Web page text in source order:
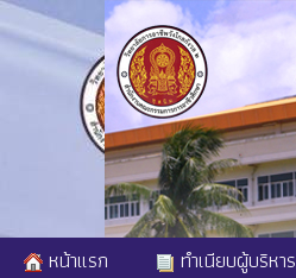
หน้าแรก ทำเนียบผู้บริหาร